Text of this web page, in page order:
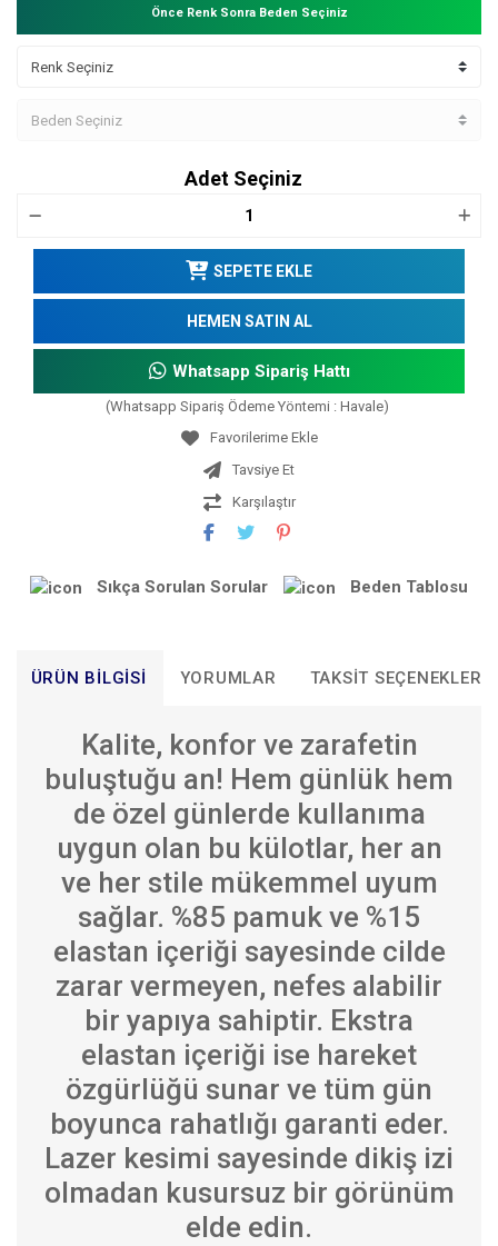
Önce Renk Sonra Beden Seçiniz
Adet Seçiniz
SEPETE EKLE
HEMEN SATIN AL
Whatsapp Sipariş Hattı
(Whatsapp Sipariş Ödeme Yöntemi : Havale)
Tavsiye Et
Karşılaştır
Sıkça Sorulan Sorular Beden Tablosu
ÜRÜN BILGISI YORUMLAR TAKSIT SEÇENEKLERI
Kalite, konfor ve zarafetin
buluştuğu an! Hem günlük hem
de özel günlerde kullanıma
uygun olan bu külotlar, her an
ve her stile mükemmel uyum
sağlar. %85 pamuk ve %15
elastan içeriği sayesinde cilde
zarar vermeyen, nefes alabilir
bir yapıya sahiptir. Ekstra
elastan içeriği ise hareket
özgürlüğü sunar ve tüm gün
boyunca rahatlığı garanti eder.
Lazer kesimi sayesinde dikiş izi
olmadan kusursuz bir görünüm
elde edin.